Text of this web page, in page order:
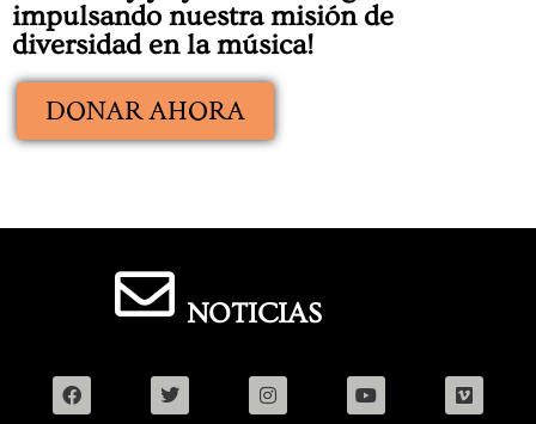
impulsando nuestra misión de
diversidad en la música!
DONAR AHORA
NOTICIAS